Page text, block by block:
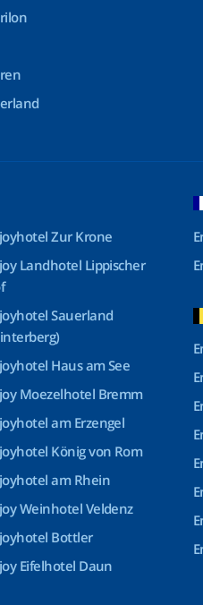
Zur Krone
Landhotel Lippischer
Sauerland
Haus am See
Moezelhotel Bremm
am Erzengel
König von Rom
am Rhein
Weinhotel Veldenz
Bottler
Eifelhotel Daun